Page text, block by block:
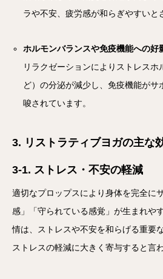
ラや不安、疲労感が和らぎやすいと
ホルモンバランスや免疫機能への好
リラクゼーションによりストレスホ
ど）の分泌が減少し、免疫機能がサ
唆されています。
3. リストラティブヨガの主な
3-1. ストレス・不安の軽減
適切なプロップスにより身体を完全に
感」「守られている感覚」が生まれや
情は、ストレスや不安を和らげる重要
ストレスの軽減に大きく寄与すると言